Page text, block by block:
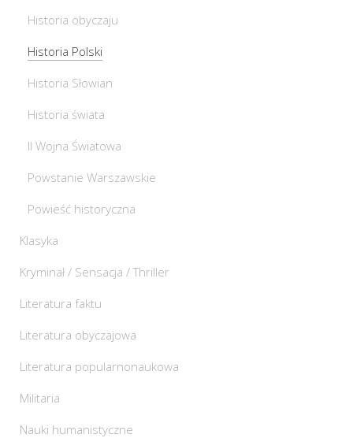
Historia obyczaju
Historia Polski
Historia Słowian
Historia świata
II Wojna Światowa
Powstanie Warszawskie
Powieść historyczna
Klasyka
Kryminał / Sensacja / Thriller
Literatura faktu
Literatura obyczajowa
Literatura popularnonaukowa
Militaria
Nauki humanistyczne